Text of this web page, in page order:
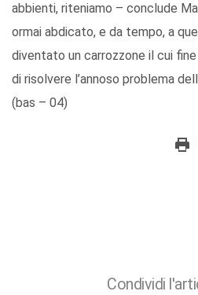
abbienti, riteniamo – conclude
ormai abdicato, e da tempo, a
diventato un carrozzone il cui
di risolvere l’annoso problema
(bas – 04)
Condividi